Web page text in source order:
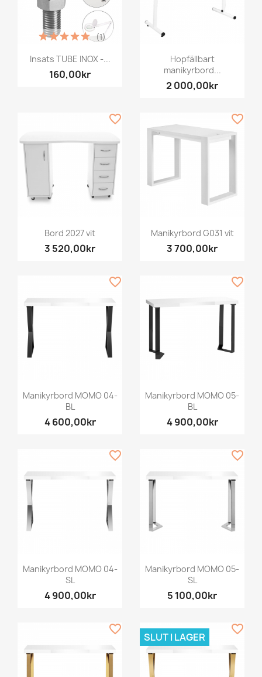
Insats TUBE INOX -...
160,00kr
(1)
Hopfällbart
manikyrbord...
2 000,00kr
Bord 2027 vit
3 520,00kr
favorite_border
Manikyrbord G031 vit
3 700,00kr
favorite_border
Manikyrbord MOMO 04-
BL
4 600,00kr
favorite_border
Manikyrbord MOMO 05-
BL
4 900,00kr
favorite_border
Manikyrbord MOMO 04-
SL
4 900,00kr
favorite_border
Manikyrbord MOMO 05-
SL
5 100,00kr
favorite_border
favorite_border
SLUT I LAGER
favorite_border